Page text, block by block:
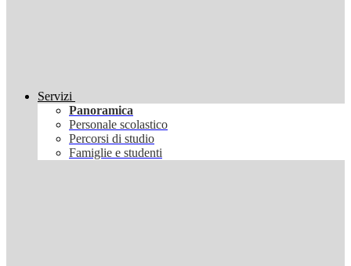
Servizi
Panoramica
Personale scolastico
Percorsi di studio
Famiglie e studenti